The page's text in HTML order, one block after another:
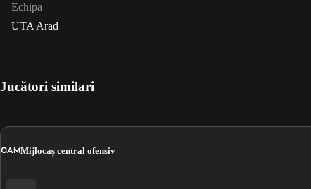
Echipa
UTA Arad
Jucători similari
CAMMijlocaș central ofensiv